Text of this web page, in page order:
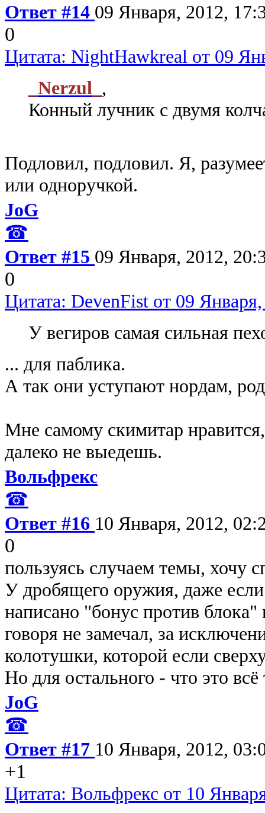
Ответ #14 09 Января, 2012,
0
Цитата: NightHawkreal от 09
_Nerzul_ ,
Конный лучник с двумя
Подловил, подловил. Я,
или одноручкой.
JoG
☎
Ответ #15 09 Января, 2012,
0
Цитата: DevenFist от 09
У вегиров самая сильная
... для паблика.
А так они уступают нордам,
Мне самому скимитар
далеко не выедешь.
Вольфрекс
☎
Ответ #16 10 Января, 2012,
0
пользуясь случаем темы, хочу
У дробящего оружия, даже
написано "бонус против блока"
говоря не замечал, за
колотушки, которой если
Но для остального - что это
JoG
☎
Ответ #17 10 Января, 2012,
+1
Цитата: Вольфрекс от 10